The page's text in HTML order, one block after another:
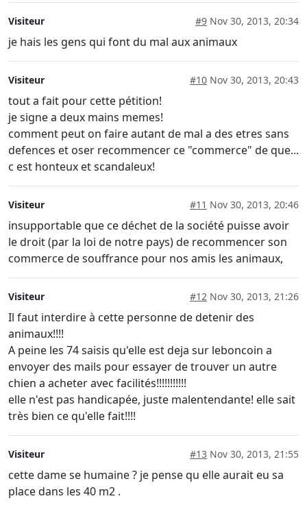
Visiteur #9 Nov 30, 2013, 20:34
je hais les gens qui font du mal aux animaux
Visiteur #10 Nov 30, 2013, 20:43
tout a fait pour cette pétition!
je signe a deux mains memes!
comment peut on faire autant de mal a des etres sans
defences et oser recommencer ce "commerce" de que...
c est honteux et scandaleux!
Visiteur #11 Nov 30, 2013, 20:46
insupportable que ce déchet de la société puisse avoir
le droit (par la loi de notre pays) de recommencer son
commerce de souffrance pour nos amis les animaux,
Visiteur #12 Nov 30, 2013, 21:26
Il faut interdire à cette personne de detenir des
animaux!!!!
A peine les 74 saisis qu'elle est deja sur leboncoin a
envoyer des mails pour essayer de trouver un autre
chien a acheter avec facilités!!!!!!!!!!!
elle n'est pas handicapée, juste malentendante! elle sait
très bien ce qu'elle fait!!!!
Visiteur #13 Nov 30, 2013, 21:55
cette dame se humaine ? je pense qu elle aurait eu sa
place dans les 40 m2 .